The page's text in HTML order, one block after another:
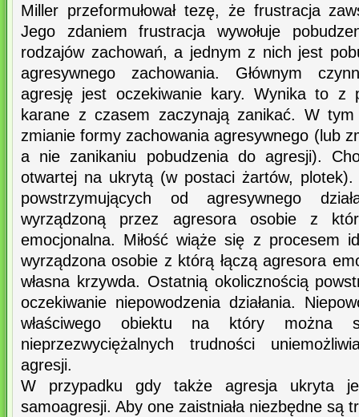
Miller przeformułował tezę, że frustracja
Jego zdaniem frustracja wywołuje
rodzajów zachowań, a jednym z nich jest
agresywnego zachowania. Głównym
agresję jest oczekiwanie kary. Wynika to z
karane z czasem zaczynają zanikać. W
zmianie formy zachowania agresywnego (lub
a nie zanikaniu pobudzenia do agresji).
otwartej na ukrytą (w postaci żartów,
powstrzymujących od agresywnego
wyrządzoną przez agresora osobie z
emocjonalna. Miłość wiąże się z procesem
wyrządzona osobie z którą łączą agresora
własna krzywda. Ostatnią okolicznością
oczekiwanie niepowodzenia działania.
właściwego obiektu na który można
nieprzezwyciężalnych trudności
agresji.
W przypadku gdy także agresja ukryta
samoagresji. Aby one zaistniała niezbędne są